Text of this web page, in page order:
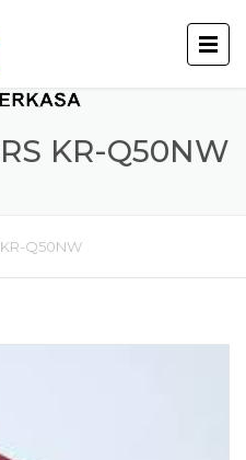
KR-Q50NW
Q50NW